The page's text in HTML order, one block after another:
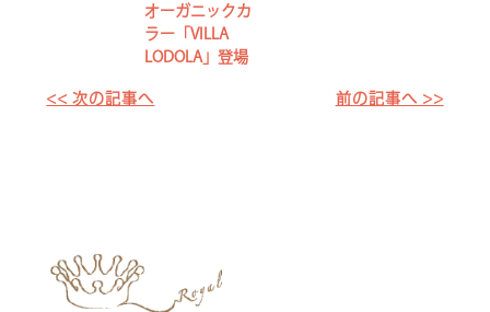
オーガニックカ
ラー「VILLA
LODOLA」登場
<< 次の記事へ 前の記事へ >>